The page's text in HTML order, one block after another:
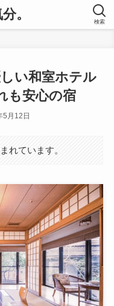
。 検索
い和室ホテル
も安心の宿
5月12日
れています。